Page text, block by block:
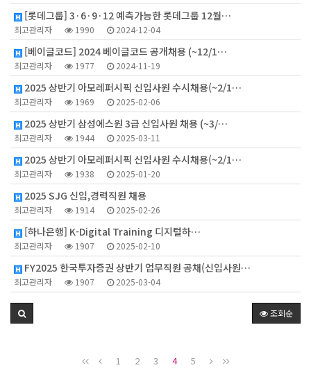
[롯데그룹] 3·6·9·12 예측가능한 롯데그룹 12월…
최고관리자 1990 2024-12-04
[베이글코드] 2024 베이글코드 공개채용 (~12/1…
최고관리자 1977 2024-11-19
2025 상반기 아모레퍼시픽 신입사원 수시채용(~2/1…
최고관리자 1969 2025-02-06
2025 상반기 삼성에스원 3급 신입사원 채용 (~3/…
최고관리자 1944 2025-03-11
2025 상반기 아모레퍼시픽 신입사원 수시채용(~2/1…
최고관리자 1938 2025-01-20
2025 SJG 신입,경력직원 채용
최고관리자 1914 2025-02-26
[하나은행] K-Digital Training 디지털하…
최고관리자 1907 2025-02-10
FY2025 한국투자증권 상반기 업무직원 공채(신입사원…
최고관리자 1907 2025-03-04
조회순
1 2 3 4 5